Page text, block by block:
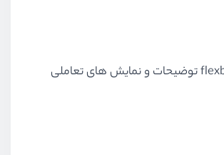
مجموعه ای از نوشته ها است که به شما در یادگیری مفاهیم پایه کمک می کند. همچنین برای همه ی ویژگی های متنوع flexbox توضیحات و نمایش های تعاملی